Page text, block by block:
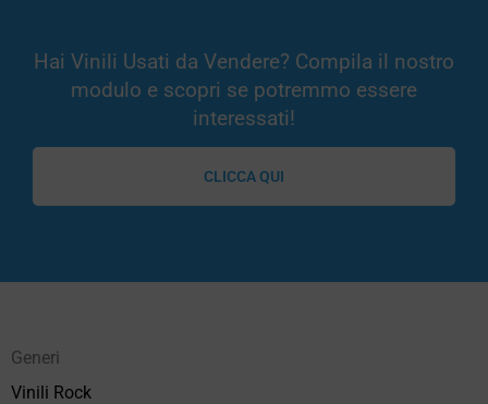
Hai Vinili Usati da Vendere? Compila il nostro
modulo e scopri se potremmo essere
interessati!
CLICCA QUI
Generi
Vinili Rock